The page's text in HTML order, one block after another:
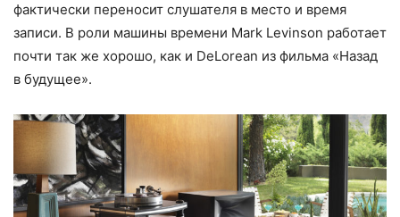
фактически переносит слушателя в место и время
записи. В роли машины времени Mark Levinson работает
почти так же хорошо, как и DeLorean из фильма «Назад
в будущее».